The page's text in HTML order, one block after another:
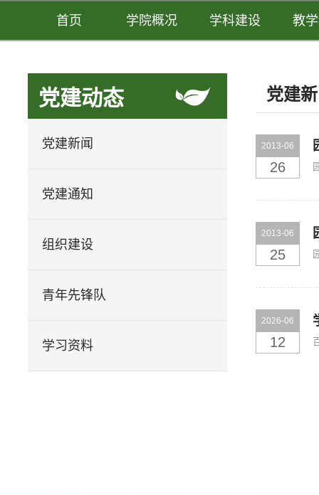
释放你的生活创意
首页 学院概况 学科建设 教
党建动态
党建新闻
党建通知
组织建设
青年先锋队
学习资料
党建
2013-06
26
2013-06
25
2026-06
12